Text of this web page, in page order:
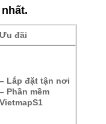
Ưu đãi
– Lắp đặt tận nơi
– Phần mềm
VietmapS1